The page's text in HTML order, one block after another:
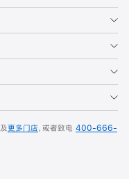
及更多门店，或者致电 400-666-